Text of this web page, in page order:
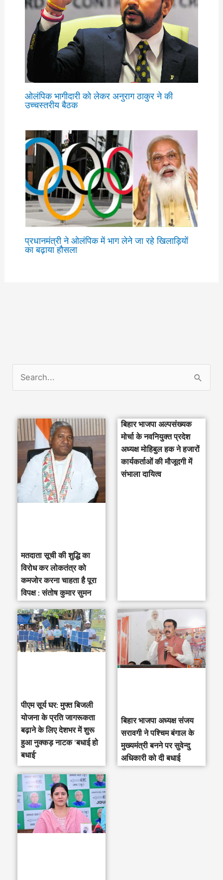
ओलंपिक भागीदारी को लेकर अनुराग ठाकुर ने की
उच्चस्तरीय बैठक
प्रधानमंत्री ने ओलंपिक में भाग लेने जा रहे खिलाड़ियों
का बढ़ाया हौसला
मतदाता सूची की शुद्धि का
विरोध कर लोकतंत्र को
कमजोर करना चाहता है पूरा
विपक्ष : संतोष कुमार सुमन
बिहार भाजपा अल्पसंख्यक
मोर्चा के नवनियुक्त प्रदेश
अध्यक्ष मोहिबुल हक ने हजारों
कार्यकर्ताओं की मौजूदगी में
संभाला दायित्व
पीएम सूर्य घर: मुफ्त बिजली
योजना के प्रति जागरूकता
बढ़ाने के लिए देशभर में शुरू
हुआ नुक्कड़ नाटक ‘बधाई हो
बधाई’
‎बिहार भाजपा अध्यक्ष संजय
सरावगी ने पश्चिम बंगाल के
मुख्यमंत्री बनने पर सुवेन्दु
अधिकारी को दी बधाई